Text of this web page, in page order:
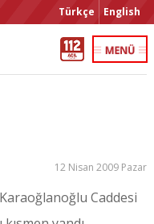
Türkçe English
12 Nisan 2009 Pazar
Caddesi